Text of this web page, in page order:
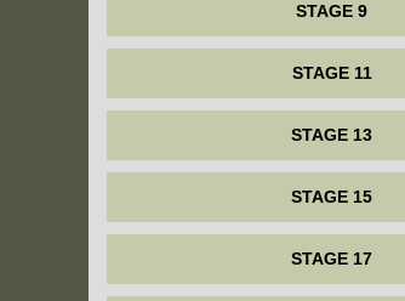
STAGE 9
STAGE 11
STAGE 13
STAGE 15
STAGE 17